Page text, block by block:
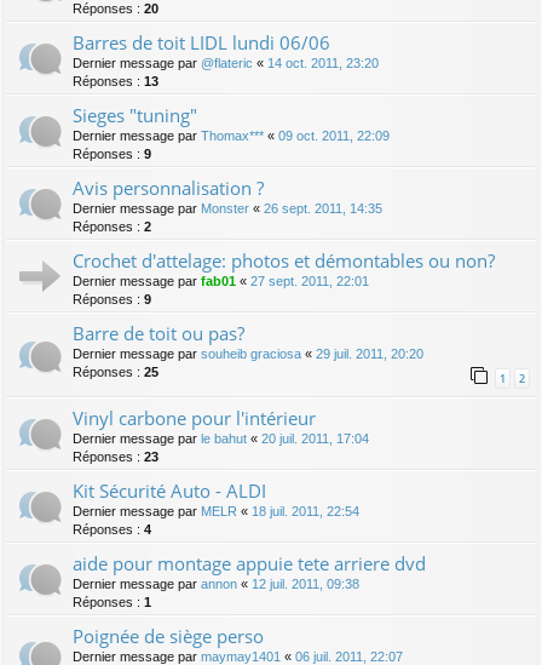
Réponses : 20
Barres de toit LIDL lundi 06/06
Dernier message par @flateric « 14 oct. 2011, 23:20
Réponses : 13
Sieges "tuning"
Dernier message par Thomax*** « 09 oct. 2011, 22:09
Réponses : 9
Avis personnalisation ?
Dernier message par Monster « 26 sept. 2011, 14:35
Réponses : 2
Crochet d'attelage: photos et démontables ou non?
Dernier message par fab01 « 27 sept. 2011, 22:01
Réponses : 9
Barre de toit ou pas?
Dernier message par souheib graciosa « 29 juil. 2011, 20:20
Réponses : 25 1 2
Vinyl carbone pour l'intérieur
Dernier message par le bahut « 20 juil. 2011, 17:04
Réponses : 23
Kit Sécurité Auto - ALDI
Dernier message par MELR « 18 juil. 2011, 22:54
Réponses : 4
aide pour montage appuie tete arriere dvd
Dernier message par annon « 12 juil. 2011, 09:38
Réponses : 1
Poignée de siège perso
Dernier message par maymay1401 « 06 juil. 2011, 22:07